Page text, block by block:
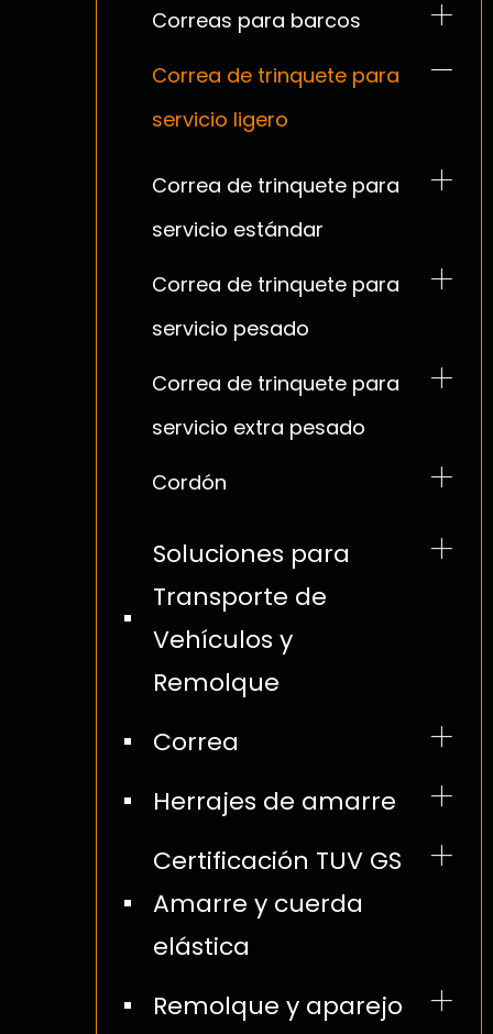
Correas para barcos
Correa de trinquete para
servicio ligero
Correa de trinquete para
servicio estándar
Correa de trinquete para
servicio pesado
Correa de trinquete para
servicio extra pesado
Cordón
Soluciones para
Transporte de
Vehículos y
Remolque
Correas de amarre para
automóvil
Correa de repuesto para
Correas de cesta para
Correa
Herrajes de amarre
Hebillas de cámara y
S Gancho y cable de
Certificación TUV GS
Amarre y cuerda
elástica
Remolque y aparejo